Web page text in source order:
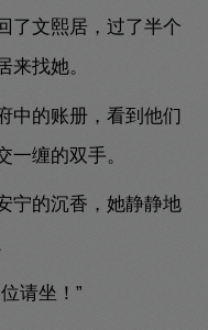
了文熙居，过了半个
来找她。
中的账册，看到他们
缠的双手。
宁的沉香，她静静地
请坐！”